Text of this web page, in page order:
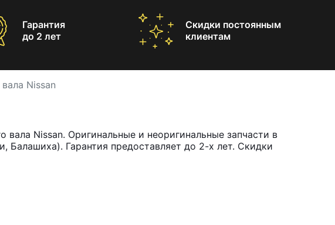
Гарантия
до 2 лет
Скидки постоянным
клиентам
Nissan
Nissan. Оригинальные и неоригинальные запчасти в
Гарантия предоставляет до 2-х лет. Скидки